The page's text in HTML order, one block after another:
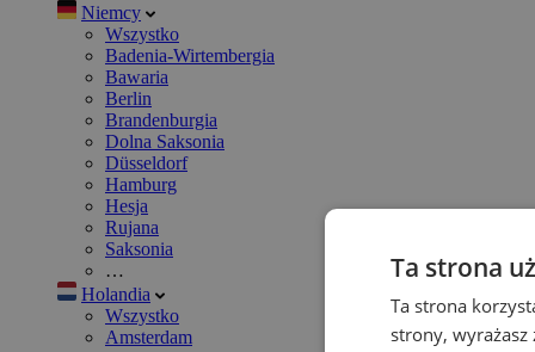
Niemcy
Wszystko
Badenia-Wirtembergia
Bawaria
Berlin
Brandenburgia
Dolna Saksonia
Düsseldorf
Hamburg
Hesja
Rujana
Saksonia
…
Holandia
Wszystko
Amsterdam
Ta strona
Ta strona
strony,